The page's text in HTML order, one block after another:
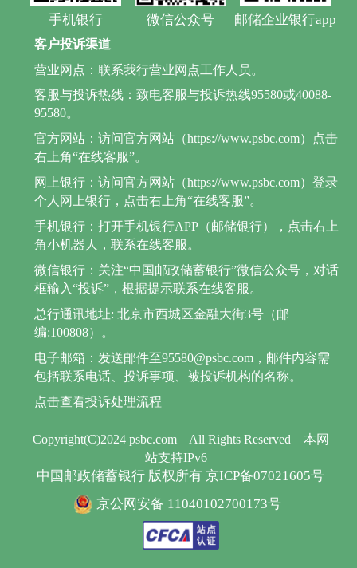
手机银行 微信公众号 邮储企业银行app
Copyright(C)2024 psbc.com All Rights Reserved
本网
站支持IPv6
中国邮政储蓄银行 版权所有 京ICP备07021605号
京公网安备 11040102700173号
客户投诉渠道
营业网点：联系我行营业网点工作人员。
客服与投诉热线：致电客服与投诉热线95580或40088-
95580。
官方网站：访问官方网站（https://www.psbc.com）点击
右上角“在线客服”。
网上银行：访问官方网站（https://www.psbc.com）登录
个人网上银行，点击右上角“在线客服”。
手机银行：打开手机银行APP（邮储银行），点击右上
角小机器人，联系在线客服。
微信银行：关注“中国邮政储蓄银行”微信公众号，对话
框输入“投诉”，根据提示联系在线客服。
总行通讯地址: 北京市西城区金融大街3号（邮
编:100808）。
电子邮箱：发送邮件至95580@psbc.com，邮件内容需
包括联系电话、投诉事项、被投诉机构的名称。
点击查看投诉处理流程